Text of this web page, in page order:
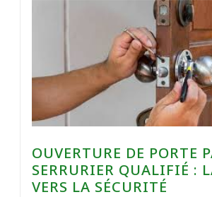
OUVERTURE DE PORTE
SERRURIER QUALIFIÉ :
VERS LA SÉCURITÉ